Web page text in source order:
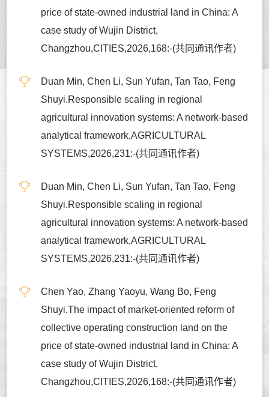
price of state-owned industrial land in China: A
case study of Wujin District,
Changzhou,CITIES,2026,168:-(共同通讯作者)
Duan Min, Chen Li, Sun Yufan, Tan Tao, Feng
Shuyi.Responsible scaling in regional
agricultural innovation systems: A network-based
analytical framework,AGRICULTURAL
SYSTEMS,2026,231:-(共同通讯作者)
Duan Min, Chen Li, Sun Yufan, Tan Tao, Feng
Shuyi.Responsible scaling in regional
agricultural innovation systems: A network-based
analytical framework,AGRICULTURAL
SYSTEMS,2026,231:-(共同通讯作者)
Chen Yao, Zhang Yaoyu, Wang Bo, Feng
Shuyi.The impact of market-oriented reform of
collective operating construction land on the
price of state-owned industrial land in China: A
case study of Wujin District,
Changzhou,CITIES,2026,168:-(共同通讯作者)